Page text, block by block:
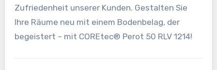
Zufriedenheit unserer Kunden. Gestalten Sie
Ihre Räume neu mit einem Bodenbelag, der
begeistert – mit COREtec® Perot 50 RLV 1214!